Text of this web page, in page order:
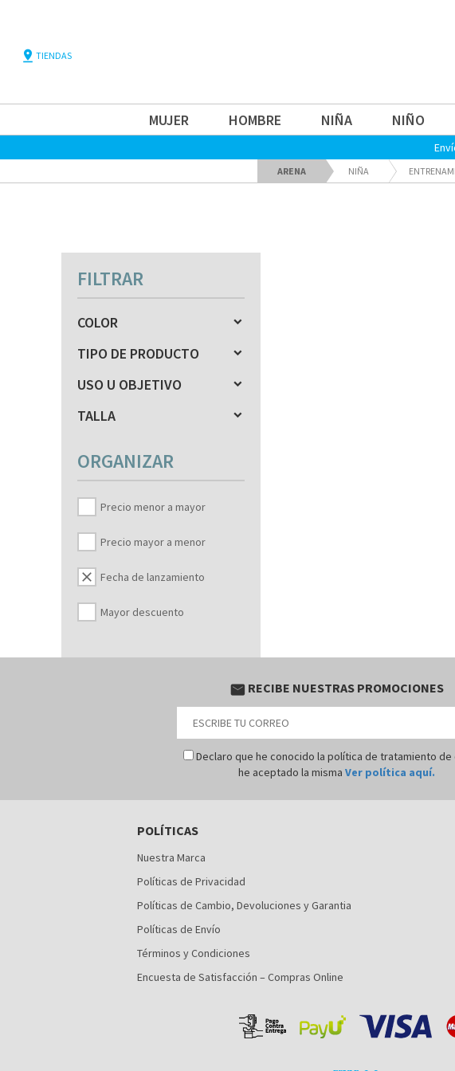
pin_drop TIENDAS
MUJER HOMBRE NIÑA NIÑO
ARENA NIÑA
FILTRAR
COLOR
TIPO DE PRODUCTO
USO U OBJETIVO
TALLA
ORGANIZAR
Precio menor a mayor
Precio mayor a menor
clear Fecha de lanzamiento
Mayor descuento
email RECIBE NUESTRAS PROMOCIONES
Declaro que he conocido la política de tratamiento de
he aceptado la misma Ver política aquí.
POLÍTICAS
Nuestra Marca
Políticas de Privacidad
Políticas de Cambio, Devoluciones y Garantia
Políticas de Envío
Términos y Condiciones
Encuesta de Satisfacción – Compras Online